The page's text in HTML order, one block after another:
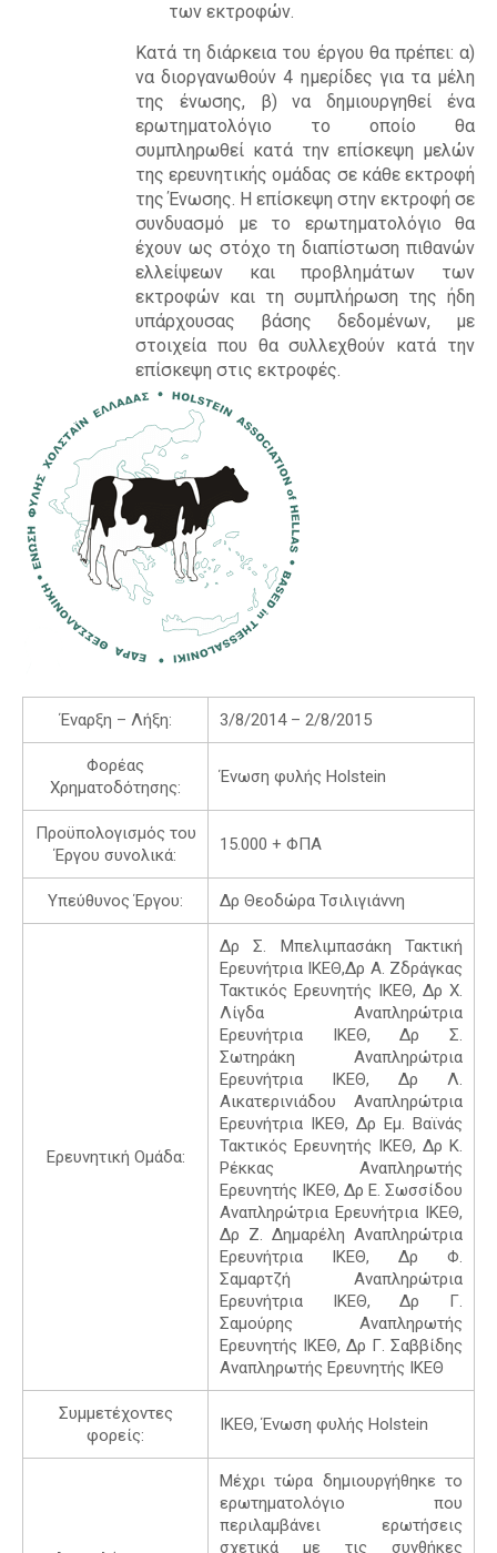
των εκτροφών.
Κατά τη διάρκεια του έργου θα πρέπει: α)
να διοργανωθούν 4 ημερίδες για τα μέλη
της ένωσης, β) να δημιουργηθεί ένα
ερωτηματολόγιο το οποίο θα
συμπληρωθεί κατά την επίσκεψη μελών
της ερευνητικής ομάδας σε κάθε εκτροφή
της Ένωσης. Η επίσκεψη στην εκτροφή σε
συνδυασμό με το ερωτηματολόγιο θα
έχουν ως στόχο τη διαπίστωση πιθανών
ελλείψεων και προβλημάτων των
εκτροφών και τη συμπλήρωση της ήδη
υπάρχουσας βάσης δεδομένων, με
στοιχεία που θα συλλεχθούν κατά την
επίσκεψη στις εκτροφές.
Έναρξη – Λήξη: 3/8/2014 – 2/8/2015
Φορέας
Χρηματοδότησης:
Ένωση φυλής Holstein
Προϋπολογισμός του
Έργου συνολικά:
15.000 + ΦΠΑ
Υπεύθυνος Έργου: Δρ Θεοδώρα Τσιλιγιάννη
Ερευνητική Ομάδα:
Δρ Σ. Μπελιμπασάκη Τακτική
Ερευνήτρια ΙΚΕΘ,Δρ Α. Ζδράγκας
Τακτικός Ερευνητής ΙΚΕΘ, Δρ Χ.
Λίγδα Αναπληρώτρια
Ερευνήτρια ΙΚΕΘ, Δρ Σ.
Σωτηράκη Αναπληρώτρια
Ερευνήτρια ΙΚΕΘ, Δρ Λ.
Αικατερινιάδου Αναπληρώτρια
Ερευνήτρια ΙΚΕΘ, Δρ Εμ. Βαϊνάς
Τακτικός Ερευνητής ΙΚΕΘ, Δρ Κ.
Ρέκκας Αναπληρωτής
Ερευνητής ΙΚΕΘ, Δρ Ε. Σωσσίδου
Αναπληρώτρια Ερευνήτρια ΙΚΕΘ,
Δρ Ζ. Δημαρέλη Αναπληρώτρια
Ερευνήτρια ΙΚΕΘ, Δρ Φ.
Σαμαρτζή Αναπληρώτρια
Ερευνήτρια ΙΚΕΘ, Δρ Γ.
Σαμούρης Αναπληρωτής
Ερευνητής ΙΚΕΘ, Δρ Γ. Σαββίδης
Αναπληρωτής Ερευνητής ΙΚΕΘ
Συμμετέχοντες
φορείς:
ΙΚΕΘ, Ένωση φυλής Holstein
Μέχρι τώρα δημιουργήθηκε το
ερωτηματολόγιο που
περιλαμβάνει ερωτήσεις
σχετικά με τις συνθήκες